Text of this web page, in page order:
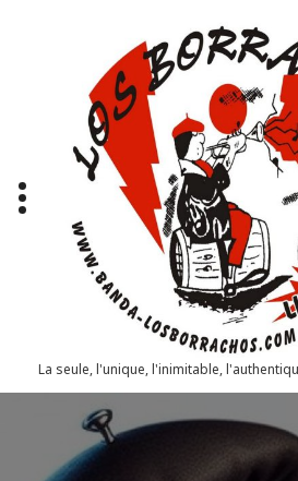
La seule, l'unique, l'inimitable,